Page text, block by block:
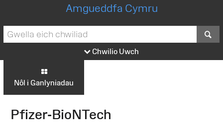
Amgueddfa Cymru
Chwilio Uwch
Nôl i Ganlyniadau
Pfizer-BioNTech